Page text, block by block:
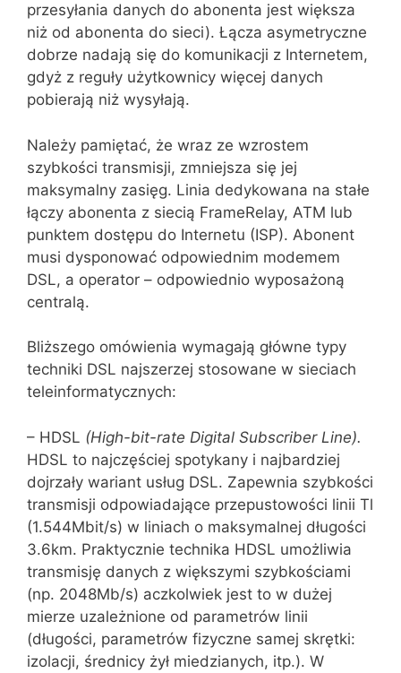
przesyłania danych do abonenta jest większa
niż od abonenta do sieci). Łącza asyme‌tryczne
dobrze nadają się do komunikacji z Internetem,
gdyż z reguły użyt‌kownicy więcej danych
pobierają niż wysyłają.
Należy pamiętać, że wraz ze wzrostem
szybkości transmisji, zmniejsza się jej
maksymalny zasięg. Linia dedykowana na stałe
łączy abonenta z siecią FrameRelay, ATM lub
punktem dostępu do Internetu (ISP). Abonent
musi dysponować odpowiednim modemem
DSL, a operator – od‌powiednio wyposażoną
centralą.
Bliższego omówienia wymagają główne typy
techniki DSL najszerzej stosowane w sieciach
teleinformatycznych:
– HDSL (High-bit-rate Digital Subscriber Line).
HDSL to najczęściej spoty‌kany i najbardziej
dojrzały wariant usług DSL. Zapewnia szybkości
transmisji odpowiadające przepustowości linii Tl
(1.544Mbit/s) w liniach o maksymalnej długości
3.6km. Praktycznie technika HDSL umożliwia
transmisję danych z większymi szybkościami
(np. 2048Mb/s) aczkolwiek jest to w dużej
mierze uzależnione od parametrów linii
(długości, parametrów fizyczne samej skrętki:
izolacji, średnicy żył miedzianych, itp.). W